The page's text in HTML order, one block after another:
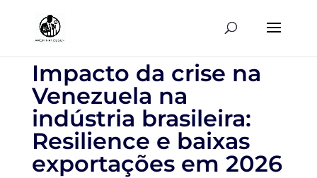
Impacto da crise na
Venezuela na
indústria brasileira:
Resilience e baixas
exportações em 2026